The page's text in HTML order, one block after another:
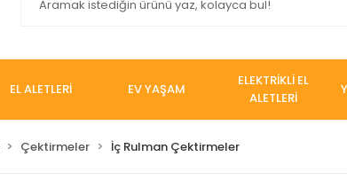
EL ALETLERİ EV YAŞAM
ELEKTRİKLİ EL
ALETLERİ
Çektirmeler İç Rulman Çektirmeler